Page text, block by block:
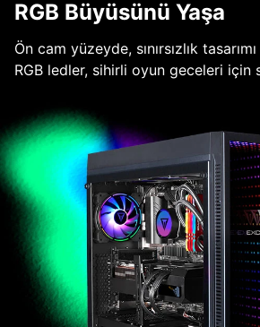
RGB Büyüsünü Yaşa
Ön cam yüzeyde, sınırsızlık
RGB ledler, sihirli oyun geceleri için